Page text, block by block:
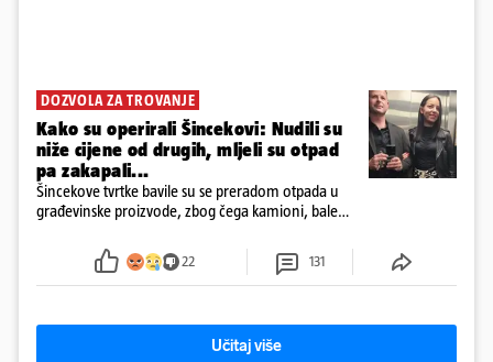
DOZVOLA ZA TROVANJE
Kako su operirali Šincekovi: Nudili su
niže cijene od drugih, mljeli su otpad
pa zakapali...
Šincekove tvrtke bavile su se preradom otpada u
građevinske proizvode, zbog čega kamioni, bale
22 131
Učitaj više